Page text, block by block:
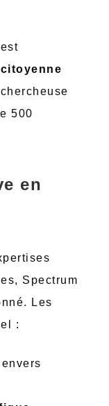
500
en
Spectrum
Les
:
envers